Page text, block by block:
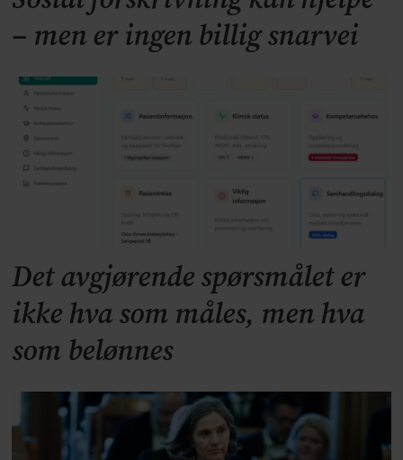
– men er ingen billig snarvei
Det avgjørende spørsmålet er
ikke hva som måles, men hva
som belønnes